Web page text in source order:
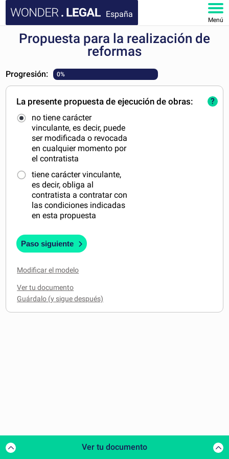
España
Menú
INICIO
MI CUENTA
Propuesta para la realización de
reformas
Progresión: 0%
La presente propuesta de ejecución de obras:
no tiene carácter
vinculante, es decir, puede
ser modificada o revocada
en cualquier momento por
el contratista
tiene carácter vinculante,
es decir, obliga al
contratista a contratar con
las condiciones indicadas
en esta propuesta
?
Paso siguiente
Modificar el modelo
Ver tu documento
Ver tu documento